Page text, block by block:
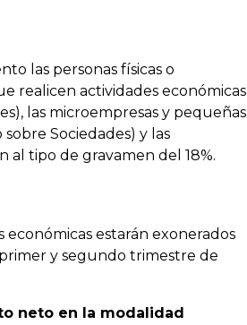
las personas físicas o
realicen actividades económicas
las microempresas y pequeñas
Sociedades) y las
tipo de gravamen del 18%.
estarán exonerados
y segundo trimestre de
neto en la modalidad